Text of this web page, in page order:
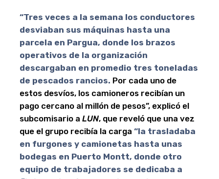
“Tres veces a la semana los conductores
desviaban sus máquinas hasta una
parcela en Pargua, donde los brazos
operativos de la organización
descargaban en promedio tres toneladas
de pescados rancios. Por cada uno de
estos desvíos, los camioneros recibían un
pago cercano al millón de pesos”, explicó el
subcomisario a LUN, que reveló que una vez
que el grupo recibía la carga “la trasladaba
en furgones y camionetas hasta unas
bodegas en Puerto Montt, donde otro
equipo de trabajadores se dedicaba a